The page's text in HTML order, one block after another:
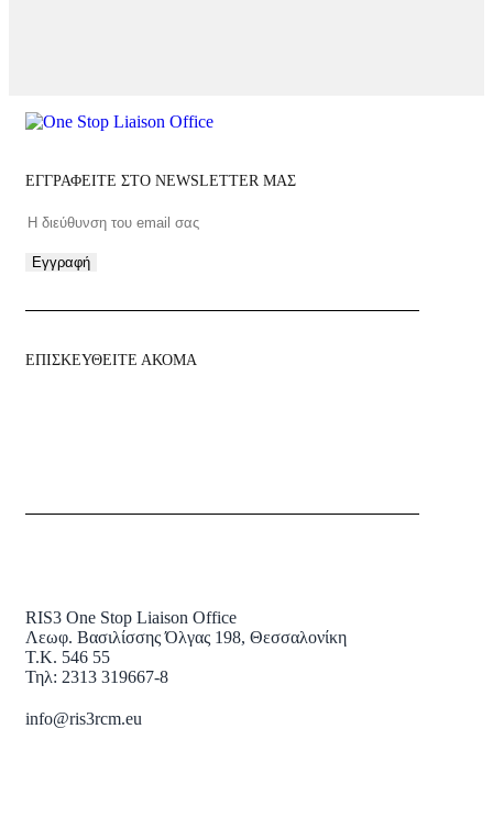
ΕΓΓΡΑΦΕΙΤΕ ΣΤΟ NEWSLETTER ΜΑΣ
Εγγραφή
ΕΠΙΣΚΕΥΘΕΙΤΕ ΑΚΟΜΑ
RIS3 One Stop Liaison Office
Λεωφ. Βασιλίσσης Όλγας 198, Θεσσαλονίκη
Τ.Κ. 546 55
Τηλ: 2313 319667-8
info@ris3rcm.eu